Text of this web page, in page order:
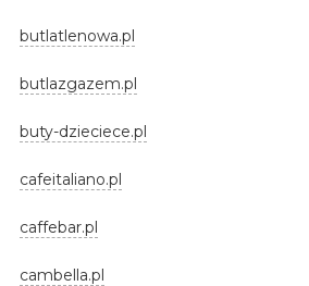
butlatlenowa.pl
butlazgazem.pl
buty-dzieciece.pl
cafeitaliano.pl
caffebar.pl
cambella.pl